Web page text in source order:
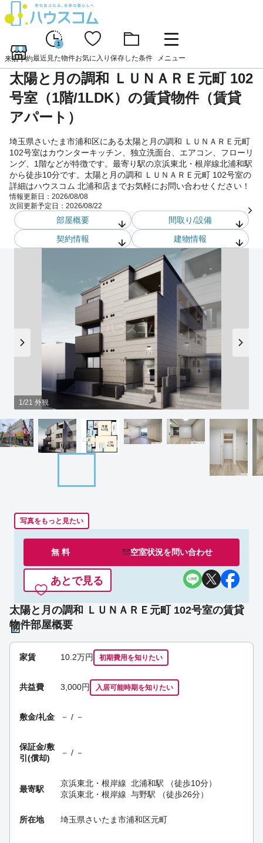
来店予約
1
最近見た物件お気に入り 保存した条件 メニュー
太陽と月の調和 ＬＵＮＡＲＥ元町 102
号室（1階/1LDK）の賃貸物件（賃貸
アパート）
埼玉県さいたま市浦和区にある太陽と月の調和 ＬＵＮＡＲＥ元町
102号室はカウンターキッチン、独立洗面台、エアコン、フローリ
ング、1階などが特徴です。最寄り駅の京浜東北・根岸線北浦和駅
から徒歩10分です。太陽と月の調和 ＬＵＮＡＲＥ元町 102号室の
詳細はハウスコム 北浦和店までお気軽にお問い合わせください！
情報更新日： 2026/08/08
次回更新予定日： 2026/08/22
部屋概要
間取り/設備
契約情報
建物情報
1/21 外観
写真をもっと見たい
無 料 空室状況を問い合わせ
あとで見る
太陽と月の調和 ＬＵＮＡＲＥ元町 102号室の賃貸
物件部屋概要
家賃 10.2万円 初期費用を知りたい
共益費 3,000円 入居可能時期を知りたい
敷金/礼金 － / －
保証金/敷
引(償却)
－ / －
最寄駅
京浜東北・根岸線 北浦和駅 （徒歩10分）
京浜東北・根岸線 与野駅 （徒歩26分）
所在地 埼玉県さいたま市浦和区元町